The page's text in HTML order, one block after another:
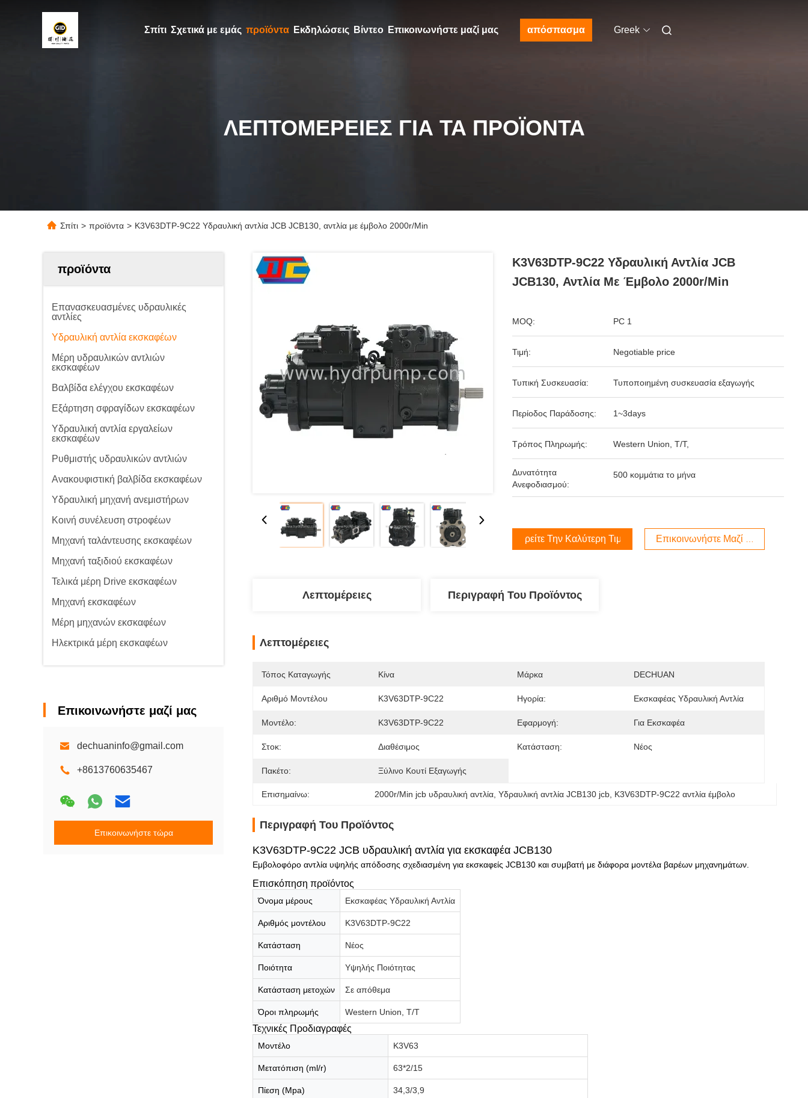
Σπίτι Σχετικά με εμάς προϊόντα Εκδηλώσεις Βίντεο Επικοινωνήστε μαζί μας απόσπασμα Greek
ΛΕΠΤΟΜΈΡΕΙΕΣ ΓΙΑ ΤΑ ΠΡΟΪΌΝΤΑ
Σπίτι > προϊόντα > K3V63DTP-9C22 Υδραυλική αντλία JCB JCB130, αντλία με έμβολο 2000r/Min
προϊόντα
Επανασκευασμένες υδραυλικές
αντλίες
Υδραυλική αντλία εκσκαφέων
Μέρη υδραυλικών αντλιών
εκσκαφέων
Βαλβίδα ελέγχου εκσκαφέων
Εξάρτηση σφραγίδων εκσκαφέων
Υδραυλική αντλία εργαλείων
εκσκαφέων
Ρυθμιστής υδραυλικών αντλιών
Ανακουφιστική βαλβίδα εκσκαφέων
Υδραυλική μηχανή ανεμιστήρων
Κοινή συνέλευση στροφέων
Μηχανή ταλάντευσης εκσκαφέων
Μηχανή ταξιδιού εκσκαφέων
Τελικά μέρη Drive εκσκαφέων
Μηχανή εκσκαφέων
Μέρη μηχανών εκσκαφέων
Ηλεκτρικά μέρη εκσκαφέων
Επικοινωνήστε μαζί μας
dechuaninfo@gmail.com
+8613760635467
Επικοινωνήστε τώρα
K3V63DTP-9C22 Υδραυλική Αντλία JCB
JCB130, Αντλία Με Έμβολο 2000r/Min
MOQ: PC 1
Τιμή: Negotiable price
Τυπική Συσκευασία: Τυποποιημένη συσκευασία εξαγωγής
Περίοδος Παράδοσης: 1~3days
Τρόπος Πληρωμής: Western Union, T/T,
Δυνατότητα
Ανεφοδιασμού:
500 κομμάτια το μήνα
Βρείτε Την Καλύτερη Τιμή Επικοινωνήστε Μαζί Μας
Λεπτομέρειες Περιγραφή Του Προϊόντος
Λεπτομέρειες
Τόπος Καταγωγής Κίνα Μάρκα DECHUAN
Αριθμό Μοντέλου K3V63DTP-9C22 Ηγορία: Εκσκαφέας Υδραυλική Αντλία
Μοντέλο: K3V63DTP-9C22 Εφαρμογή: Για Εκσκαφέα
Στοκ: Διαθέσιμος Κατάσταση: Νέος
Πακέτο: Ξύλινο Κουτί Εξαγωγής
Επισημαίνω: 2000r/Min jcb υδραυλική αντλία , Υδραυλική αντλία JCB130 jcb Κ3V63DTP-9C22 αντλία έμβολο
Περιγραφή Του Προϊόντος
K3V63DTP-9C22 JCB υδραυλική αντλία για εκσκαφέα JCB130
Εμβολοφόρο αντλία υψηλής απόδοσης σχεδιασμένη για εκσκαφείς JCB130 και συμβατή με διάφορα μοντέλα βαρέων μηχανημάτων.
Επισκόπηση προϊόντος
Όνομα μέρους Εκσκαφέας Υδραυλική Αντλία
Αριθμός μοντέλου K3V63DTP-9C22
Κατάσταση Νέος
Ποιότητα Υψηλής Ποιότητας
Κατάσταση μετοχών Σε απόθεμα
Όροι πληρωμής Western Union, T/T
Τεχνικές Προδιαγραφές
Μοντέλο K3V63
Μετατόπιση (ml/r) 63*2/15
Πίεση (Mpa) 34,3/3,9